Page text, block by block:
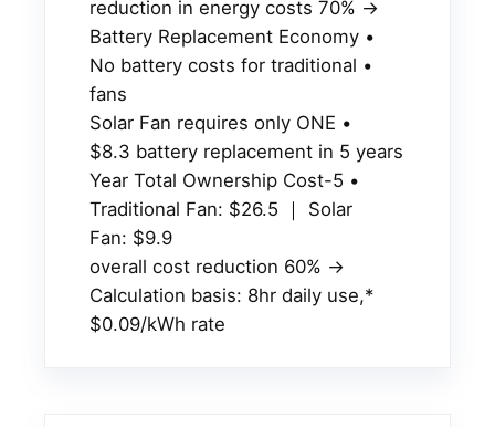
→ 70% reduction in energy costs
• Battery Replacement Economy
• No battery costs for traditional
fans
• Solar Fan requires only ONE
$8.3 battery replacement in 5 years
• 5-Year Total Ownership Cost
Traditional Fan: $26.5 ｜ Solar
Fan: $9.9
→ 60% overall cost reduction
*Calculation basis: 8hr daily use,
$0.09/kWh rate